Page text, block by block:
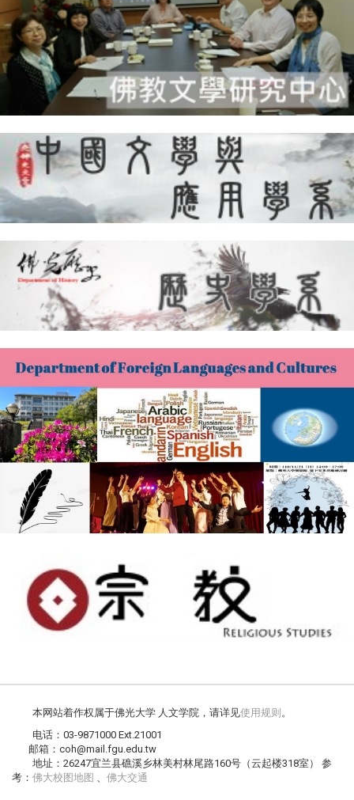
本网站着作权属于佛光大学 人文学院，请详见使用规则 。
电话：03-9871000 Ext.21001
邮箱：coh@mail.fgu.edu.tw
地址：26247宜兰县礁溪乡林美村林尾路160号（云起楼318室） 参
考： 佛大校图地图 佛大交通